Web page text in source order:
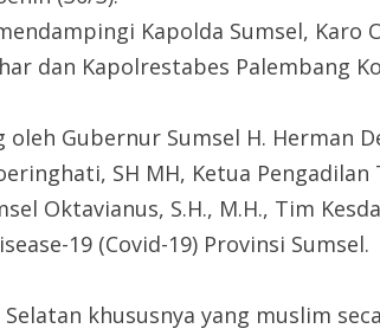
Kapolda Sumsel, Karo
dan Kapolrestabes Palembang
Gubernur Sumsel H. Herman
SH MH, Ketua Pengadilan
Oktavianus, S.H., M.H., Tim
19 (Covid-19) Provinsi Sumsel.
khususnya yang muslim